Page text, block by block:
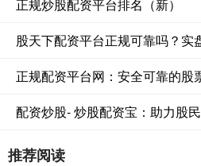
正规炒股配资平台排名（新）
股天下配资平台正规可靠吗？实
正规配资平台网：安全可靠的股
配资炒股- 炒股配资宝：助力股
推荐阅读